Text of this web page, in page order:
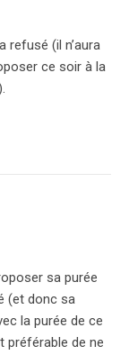
refusé (il n’aura
ce soir à la
sa purée
(et donc sa
la purée de ce
préférable de ne